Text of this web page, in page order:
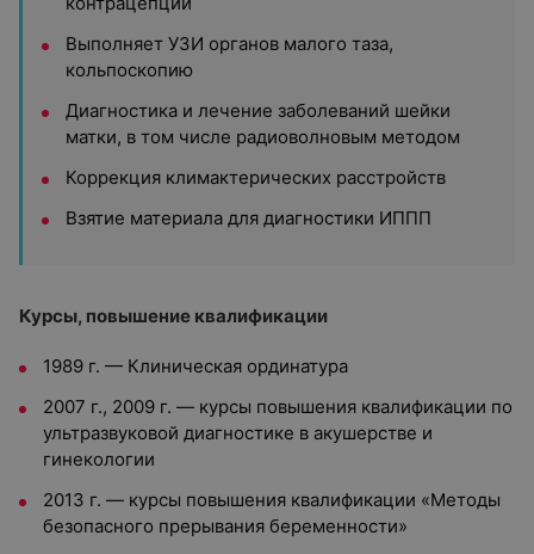
Выполняет УЗИ органов малого таза,
кольпоскопию
Диагностика и лечение заболеваний шейки
матки, в том числе радиоволновым методом
Коррекция климактерических расстройств
Взятие материала для диагностики ИППП
Курсы, повышение квалификации
1989 г. — Клиническая ординатура
2007 г., 2009 г. — курсы повышения квалификации по
ультразвуковой диагностике в акушерстве и
гинекологии
2013 г. — курсы повышения квалификации «Методы
безопасного прерывания беременности»